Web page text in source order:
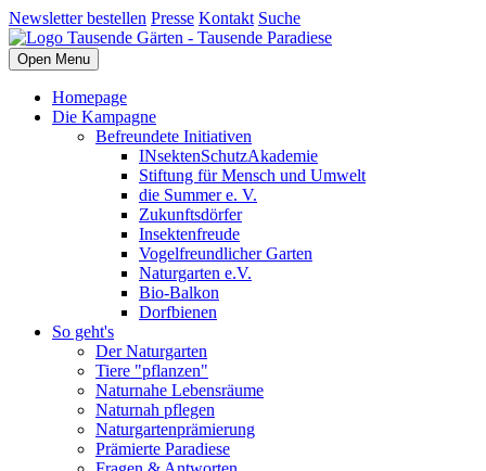
Newsletter bestellen Presse Kontakt Suche
Open Menu
Homepage
Die Kampagne
Befreundete Initiativen
INsektenSchutzAkademie
Stiftung für Mensch und Umwelt
die Summer e. V.
Zukunftsdörfer
Insektenfreude
Vogelfreundlicher Garten
Naturgarten e.V.
Bio-Balkon
Dorfbienen
So geht's
Der Naturgarten
Tiere "pflanzen"
Naturnahe Lebensräume
Naturnah pflegen
Naturgartenprämierung
Prämierte Paradiese